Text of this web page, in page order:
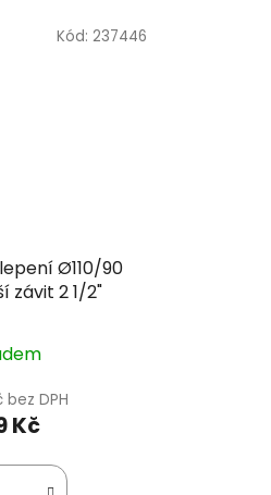
Ø110/90
závit 2 1/2"
bez DPH
Kč
Kód: 237446